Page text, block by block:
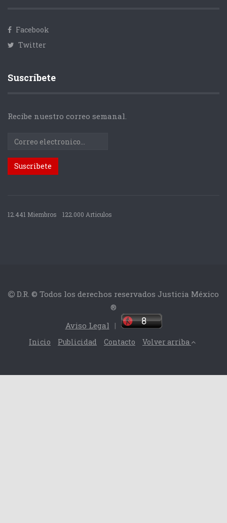
Facebook
Twitter
Suscríbete
Recibe nuestro correo semanal.
12.441 Miembros 122.000 Articulos
D.R. © Todos los derechos reservados Justicia México
®
Aviso Legal |
Inicio Publicidad Contacto Volver arriba